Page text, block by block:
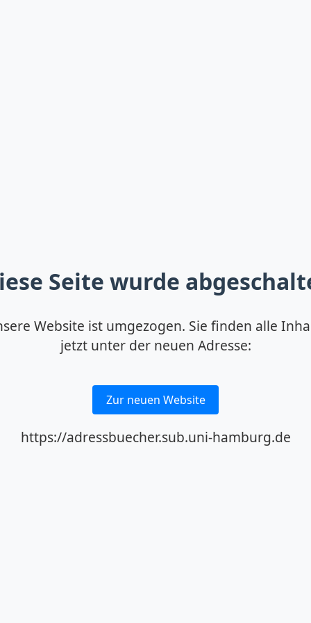
Seite wurde
Website ist umgezogen. Sie finden alle
jetzt unter der neuen Adresse:
Zur neuen Website
https://adressbuecher.sub.uni-hamburg.de